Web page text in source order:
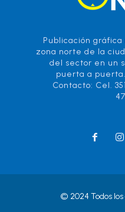
Publicación
zona norte de la
del sector en un
puerta a
Contacto: Cel.
© 2024 Todos